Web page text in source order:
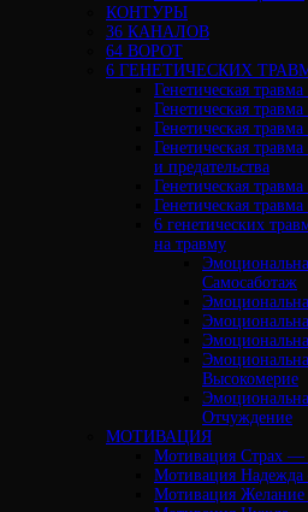
КОНТУРЫ
36 КАНАЛОВ
64 ВОРОТ
6 ГЕНЕТИЧЕСКИХ
Генетическая
Генетическая
Генетическая
Генетическая
и предательства
Генетическая
Генетическая
6 генетических
на травму
Самосаботаж
Высокомерие
Отчуждение
МОТИВАЦИЯ
Мотивация Страх —
Мотивация
Мотивация